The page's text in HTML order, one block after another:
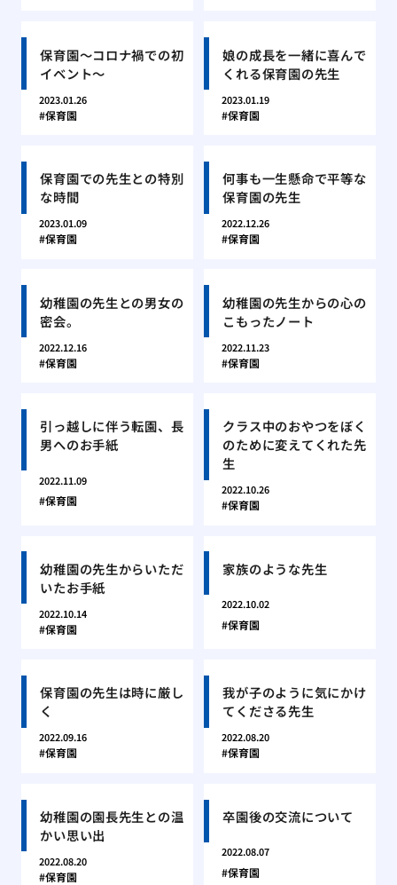
保育園〜コロナ禍での初
イベント〜
2023.01.26
保育園
娘の成長を一緒に喜んで
くれる保育園の先生
2023.01.19
保育園
保育園での先生との特別
な時間
2023.01.09
保育園
何事も一生懸命で平等な
保育園の先生
2022.12.26
保育園
幼稚園の先生との男女の
密会。
2022.12.16
保育園
幼稚園の先生からの心の
こもったノート
2022.11.23
保育園
引っ越しに伴う転園、長
男へのお手紙
2022.11.09
保育園
クラス中のおやつをぼく
のために変えてくれた先
生
2022.10.26
保育園
幼稚園の先生からいただ
いたお手紙
2022.10.14
保育園
家族のような先生
2022.10.02
保育園
保育園の先生は時に厳し
く
2022.09.16
保育園
我が子のように気にかけ
てくださる先生
2022.08.20
保育園
幼稚園の園長先生との温
かい思い出
2022.08.20
保育園
卒園後の交流について
2022.08.07
保育園